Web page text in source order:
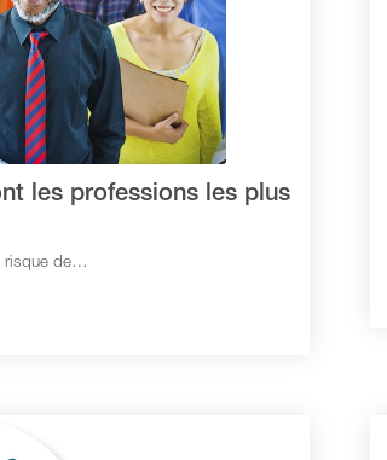
les professions les plus
risque de…